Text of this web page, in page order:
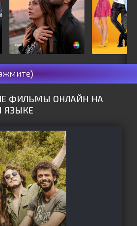
ФИЛЬМЫ ОНЛАЙН НА
ЯЗЫКЕ